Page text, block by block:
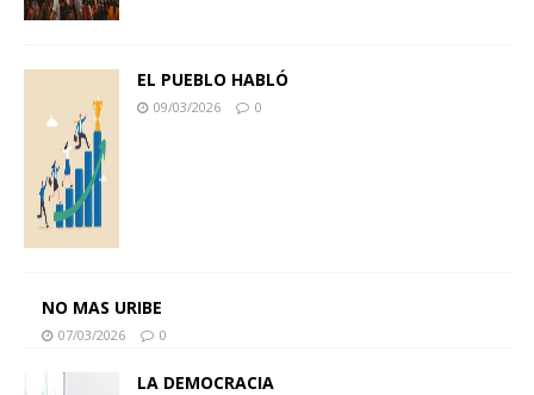
EL PUEBLO HABLÓ
09/03/2026 0
NO MAS URIBE
07/03/2026 0
LA DEMOCRACIA